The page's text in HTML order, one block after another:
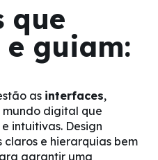
que
guiam:
as interfaces,
digital que
intuitivas. Design
claros e hierarquias bem
garantir uma